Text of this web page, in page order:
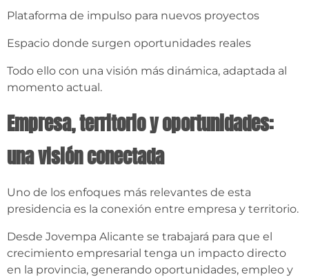
Plataforma de impulso para nuevos proyectos
Espacio donde surgen oportunidades reales
Todo ello con una visión más dinámica, adaptada al
momento actual.
Empresa, territorio y oportunidades:
una visión conectada
Uno de los enfoques más relevantes de esta
presidencia es la conexión entre empresa y territorio.
Desde Jovempa Alicante se trabajará para que el
crecimiento empresarial tenga un impacto directo
en la provincia, generando oportunidades, empleo y